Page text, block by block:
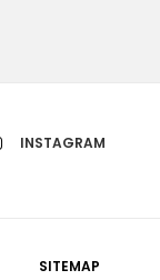
INSTAGRAM
SITEMAP